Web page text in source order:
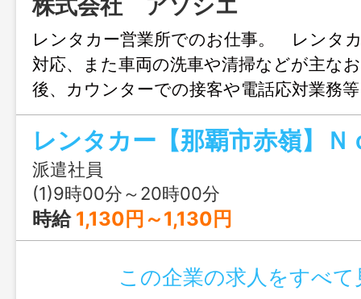
レンタカー営業所でのお仕事。 レンタ
対応、また車両の洗車や清掃などが主な
後、カウンターでの接客や電話応対業務
少しずつ増やしていくのでやりがいもあ
者も大歓迎です。「車に詳しくない」「
ことが無い」という悩みを持っていても
する知識は仕事をする上で必要になりま
からしっかり教えていくので、仕事をし
えていきます。先輩スタッフが業務の流
たりとフォロー体制も万全です。 変
派遣社員
(1)9時00分～20時00分
時給 1,130円～1,130円
この企業の求人をすべて